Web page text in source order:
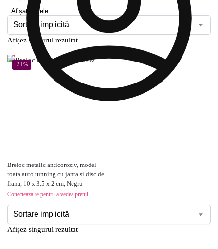
Afișați filtrele
Afișez singurul rezultat
-31%
Breloc metalic anticoroziv, model
roata auto tunning cu janta si disc de
frana, 10 x 3.5 x 2 cm, Negru
Conecteaza-te pentru a vedea pretul
Afișez singurul rezultat